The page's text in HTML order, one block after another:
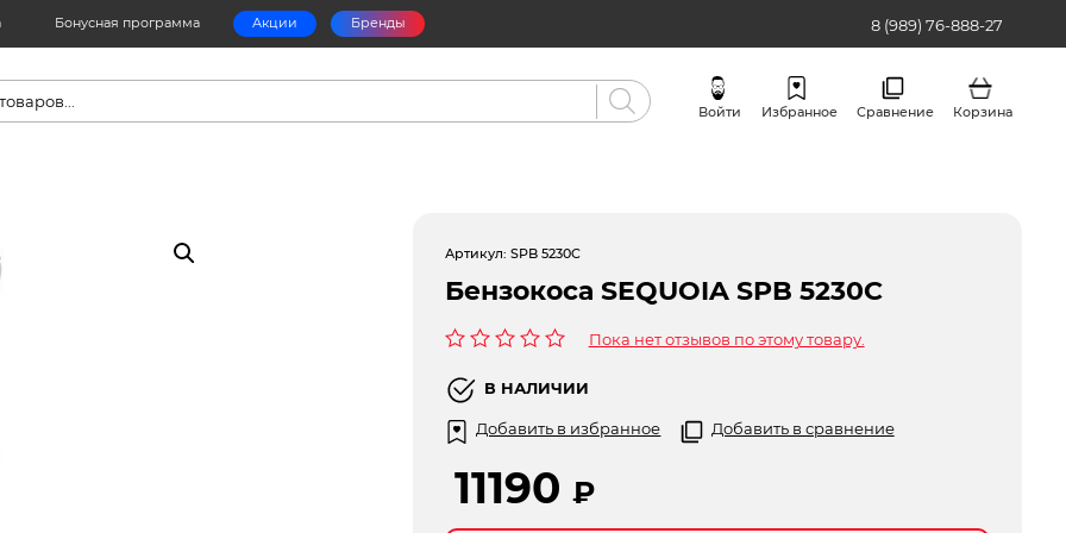
Бонусная программа Акции Бренды 8 (989) 76-888-27
Войти Избранное Сравнение Корзина
Артикул:SPB 5230C
Бензокоса SEQUOIA SPB 5230C
0
из
5
Пока нет отзывов по этому товару.
В НАЛИЧИИ
Добавить в избранное Добавить в сравнение
11190 ₽